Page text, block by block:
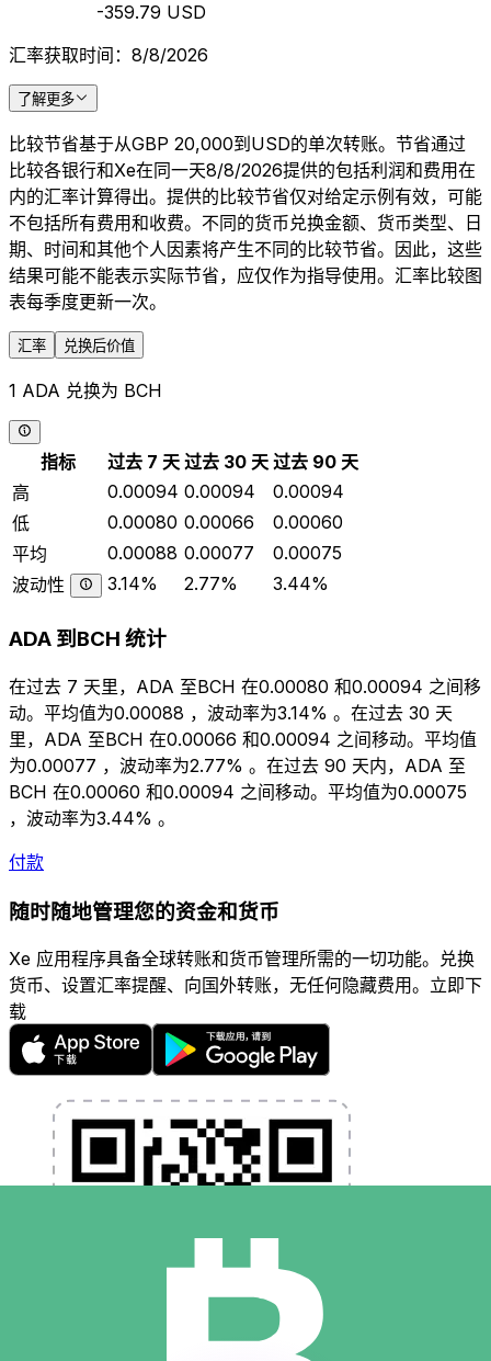
-359.79 USD
汇率获取时间：8/8/2026
了解更多
比较节省基于从GBP 20,000到USD的单次转账。节省通过
比较各银行和Xe在同一天8/8/2026提供的包括利润和费用在
内的汇率计算得出。提供的比较节省仅对给定示例有效，可能
不包括所有费用和收费。不同的货币兑换金额、货币类型、日
期、时间和其他个人因素将产生不同的比较节省。因此，这些
结果可能不能表示实际节省，应仅作为指导使用。汇率比较图
表每季度更新一次。
汇率 兑换后价值
1 ADA 兑换为 BCH
指标 过去 7 天 过去 30 天 过去 90 天
高
0.00094 0.00094
0.00094
低
0.00080 0.00066
0.00060
平均
0.00088 0.00077
0.00075
波动性
3.14% 2.77% 3.44%
ADA 到BCH 统计
在过去 7 天里，ADA 至BCH 在0.00080 和0.00094 之间移
动。平均值为0.00088 ，波动率为3.14% 。在过去 30 天
里，ADA 至BCH 在0.00066 和0.00094 之间移动。平均值
为0.00077 ，波动率为2.77% 。在过去 90 天内，ADA 至
BCH 在0.00060 和0.00094 之间移动。平均值为0.00075
，波动率为3.44% 。
付款
随时随地管理您的资金和货币
Xe 应用程序具备全球转账和货币管理所需的一切功能。兑换
货币、设置汇率提醒、向国外转账，无任何隐藏费用。立即下
载